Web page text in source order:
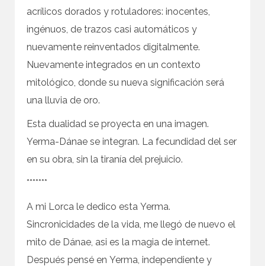
acrílicos dorados y rotuladores: inocentes,
ingénuos, de trazos casi automáticos y
nuevamente reinventados digitalmente.
Nuevamente integrados en un contexto
mitológico, donde su nueva significación será
una lluvia de oro.
Esta dualidad se proyecta en una imagen.
Yerma-Dánae se integran. La fecundidad del ser
en su obra, sin la tiranía del prejuicio.
*******
A mi Lorca le dedico esta Yerma.
Sincronicidades de la vida, me llegó de nuevo el
mito de Dánae, asi es la magia de internet.
Después pensé en Yerma, independiente y